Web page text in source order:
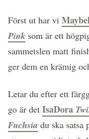
Först ut har vi
Pink som är ett
sammetslen matt
ger dem en krämig
Letar du efter ett
go är det IsaDora
Fuchsia du ska satsa